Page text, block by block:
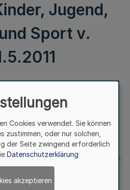
Jugend,
Sport v.
Kultur und Schule
für Familie, Kinder, Jugend,
Sport v. 31.5.2011
vom 15.3.2007 (MBI. NRW S.
vom 26.1.2011, (MBI. NRW S. 170)
Cookies verwendet. Sie können
zustimmen, oder nur solchen,
der Seite zwingend erforderlich
Datenschutzerklärung
akzeptieren